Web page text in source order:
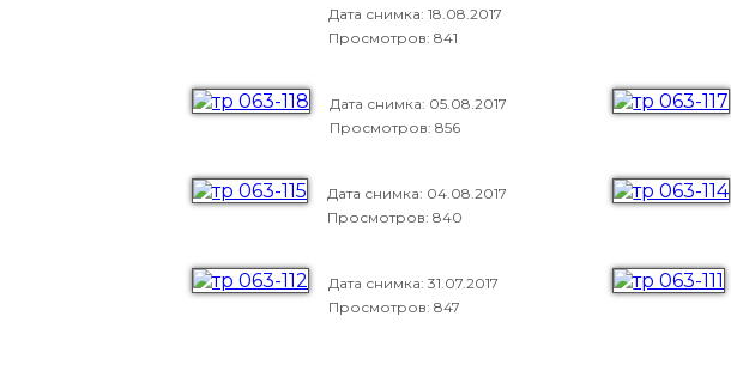
Дата снимка: 18.08.2017
Просмотров: 841
Дата снимка: 05.08.2017
Просмотров: 856
Дата снимка: 04.08.2017
Просмотров: 840
Дата снимка: 31.07.2017
Просмотров: 847